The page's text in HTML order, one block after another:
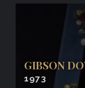
GIBSON
1973